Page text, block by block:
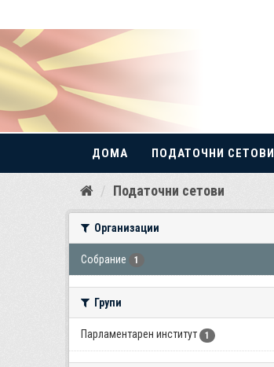
Прескокнете
ДОМА ПОДАТОЧНИ СЕТОВИ
Податочни сетови
Организации
Собрание 1
Групи
Парламентарен институт 1